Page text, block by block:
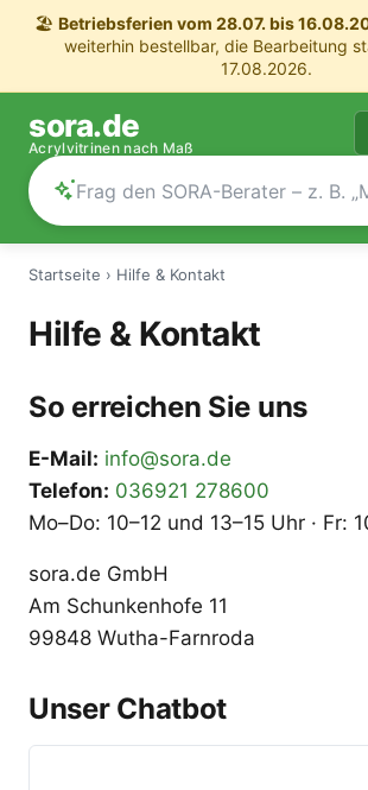
🏖️ Betriebsferien vom 28.07. bis
weiterhin bestellbar, die Bearbeitung
17.08.2026.
sora.de
Acrylvitrinen nach Maß
Startseite › Hilfe & Kontakt
Hilfe & Kontakt
So erreichen Sie uns
E-Mail: info@sora.de
Telefon: 036921 278600
Mo–Do: 10–12 und 13–15 Uhr · Fr:
sora.de GmbH
Am Schunkenhofe 11
99848 Wutha-Farnroda
Unser Chatbot